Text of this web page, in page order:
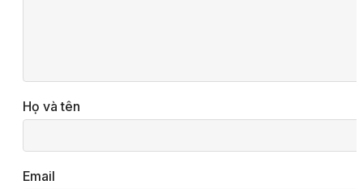
Họ và tên
Email